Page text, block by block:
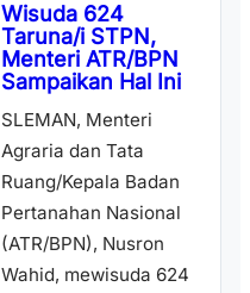
Wisuda 624
Taruna/i STPN,
Menteri ATR/BPN
Sampaikan Hal Ini
SLEMAN, Menteri
Agraria dan Tata
Ruang/Kepala Badan
Pertanahan Nasional
(ATR/BPN), Nusron
Wahid, mewisuda 624